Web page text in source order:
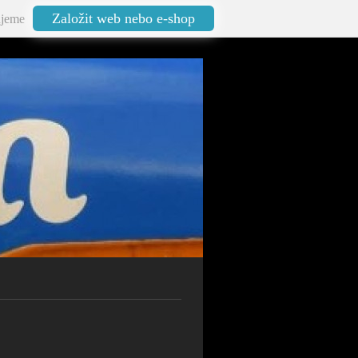
Založit web nebo e-shop